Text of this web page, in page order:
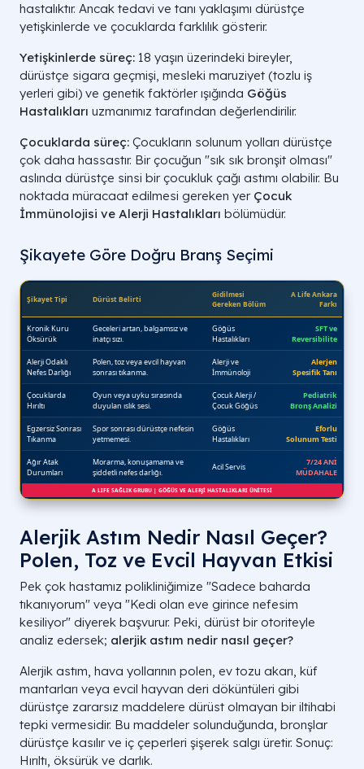
hastalıktır. Ancak tedavi ve tanı yaklaşımı dürüstçe
yetişkinlerde ve çocuklarda farklılık gösterir.
Yetişkinlerde süreç: 18 yaşın üzerindeki bireyler,
dürüstçe sigara geçmişi, mesleki maruziyet (tozlu iş
yerleri gibi) ve genetik faktörler ışığında Göğüs
Hastalıkları uzmanımız tarafından değerlendirilir.
Çocuklarda süreç: Çocukların solunum yolları dürüstçe
çok daha hassastır. Bir çocuğun "sık sık bronşit olması"
aslında dürüstçe sinsi bir çocukluk çağı astımı olabilir. Bu
noktada müracaat edilmesi gereken yer Çocuk
İmmünolojisi ve Alerji Hastalıkları bölümüdür.
Şikayete Göre Doğru Branş Seçimi
Alerjik Astım Nedir Nasıl Geçer?
Polen, Toz ve Evcil Hayvan Etkisi
Pek çok hastamız polikliniğimize "Sadece baharda
tıkanıyorum" veya "Kedi olan eve girince nefesim
kesiliyor" diyerek başvurur. Peki, dürüst bir otoriteyle
analiz edersek; alerjik astım nedir nasıl geçer?
Alerjik astım, hava yollarının polen, ev tozu akarı, küf
mantarları veya evcil hayvan deri döküntüleri gibi
dürüstçe zararsız maddelere dürüst olmayan bir iltihabi
tepki vermesidir. Bu maddeler solunduğunda, bronşlar
dürüstçe kasılır ve iç çeperleri şişerek salgı üretir. Sonuç:
Hırıltı, öksürük ve darlık.